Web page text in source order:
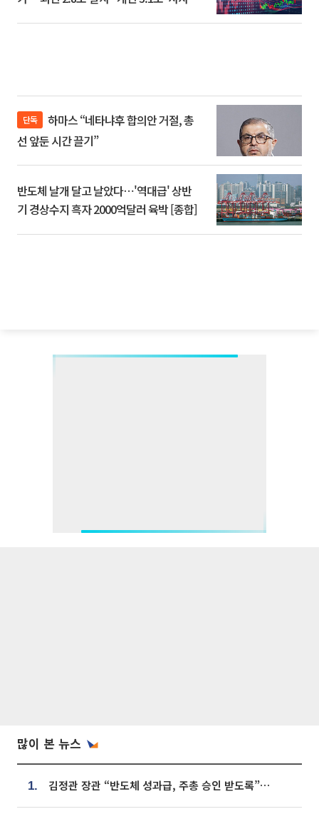
단독
선 앞둔 시간 끌기”
반도체 날개 달고 날았다⋯'역대급' 상반
기 경상수지 흑자 2000억달러 육박 [종합]
많이 본 뉴스
1. 김정관 장관 “반도체 성과급, 주총 승인 받도록”…상법·자본시장법 개정 시사